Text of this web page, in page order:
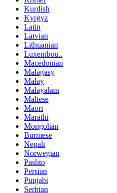
Kurdish
Kyrgyz
Latin
Latvian
Lithuanian
Luxembou..
Macedonian
Malagasy
Malay
Malayalam
Maltese
Maori
Marathi
Mongolian
Burmese
Nepali
Norwegian
Pashto
Persian
Punjabi
Serbian